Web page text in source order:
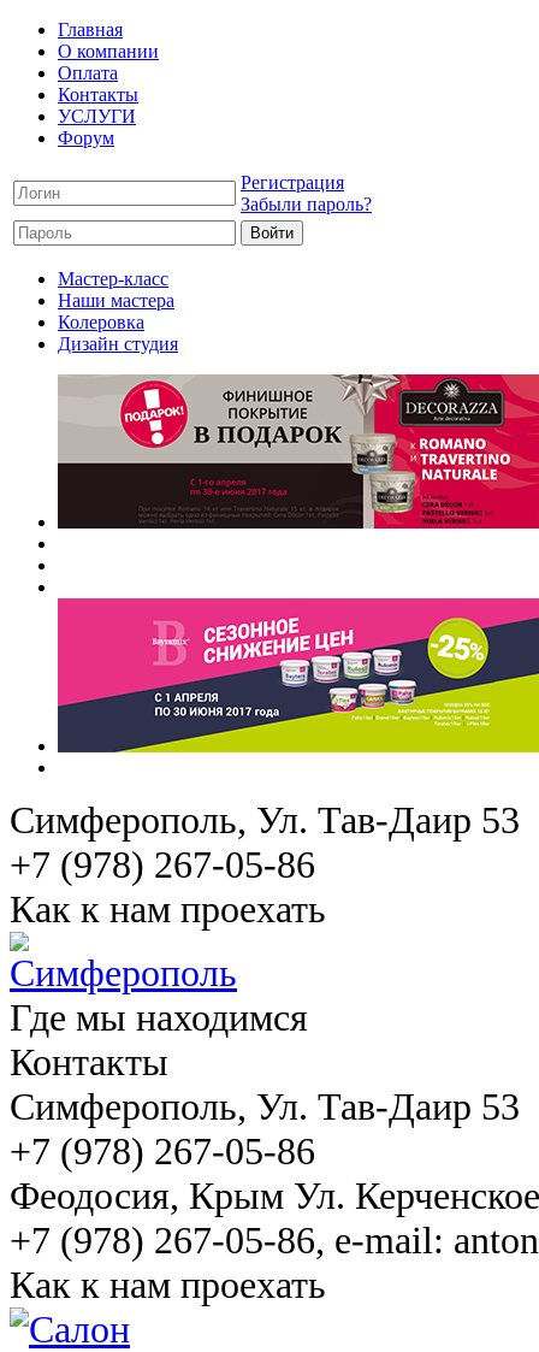
Главная
О компании
Оплата
Контакты
УСЛУГИ
Форум
Регистрация
Забыли пароль?
Мастер-класс
Наши мастера
Колеровка
Дизайн студия
Симферополь, Ул. Тав-Даир 53
+7 (978) 267-05-86
Как к нам проехать
Где мы находимся
Контакты
Симферополь, Ул. Тав-Даир 53
+7 (978) 267-05-86
Феодосия, Крым Ул.
+7 (978) 267-05-86, e-mail:
Как к нам проехать